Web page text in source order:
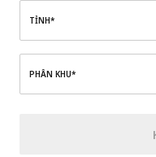
TỈNH*
PHÂN KHU*